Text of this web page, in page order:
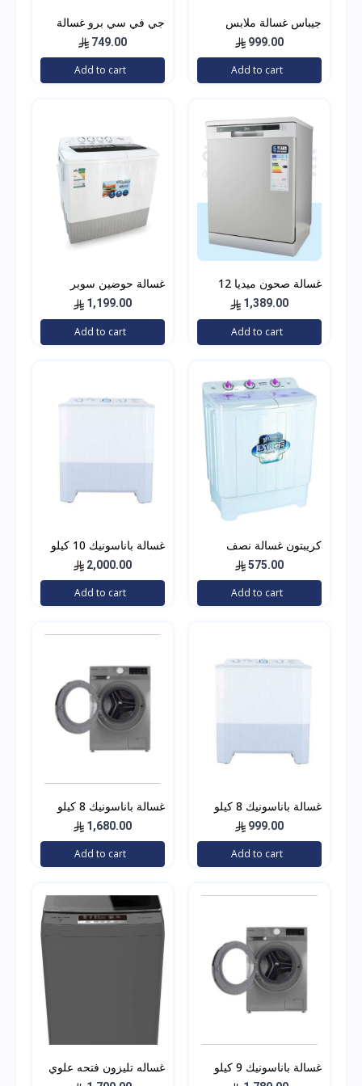
جيباس غسالة ملابس
كغم GFWM7909WCS
999.00
Add to cart
جي في سي برو غسالة
حوضين، 9 كيلو -
GVCWM-100
749.00
Add to cart
غسالة صحون ميديا 12
مكان تخزين 6 برامج ستيل
1,389.00
Add to cart
غسالة حوضين سوبر
جنرال/18كجم/ابيض -
(KSGW1888N)
1,199.00
Add to cart
كريبتون غسالة نصف
أوتوماتيكية من البلاستيك
الجذاب 7.5 ليتر – أبيض
KNSWM6124
575.00
Add to cart
غسالة باناسونيك 10 كيلو
حوضين2,000.00
Add to cart
غسالة باناسونيك 8 كيلو
999.00
Add to cart
غسالة باناسونيك 8 كيلو
فتحة امامي استيل
1,680.00
Add to cart
غسالة باناسونيك 9 كيلو
غساله تليزون فتحه علوي